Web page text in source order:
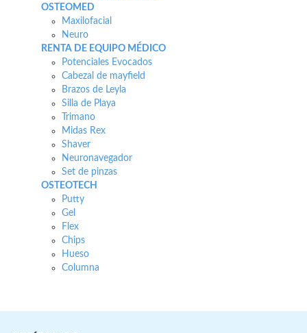
OSTEOMED
Maxilofacial
Neuro
RENTA DE EQUIPO MÉDICO
Potenciales Evocados
Cabezal de mayfield
Brazos de Leyla
Silla de Playa
Trimano
Midas Rex
Shaver
Neuronavegador
Set de pinzas
OSTEOTECH
Putty
Gel
Flex
Chips
Hueso
Columna